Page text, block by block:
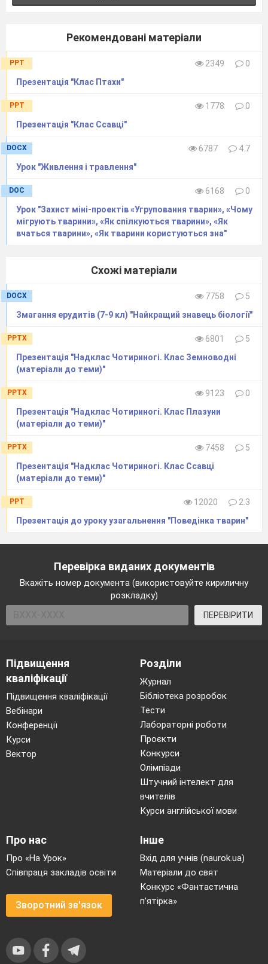
Рекомендовані матеріали
PPT 2349
0
Презентація "Клас Птахи"
PPT 1778
0
Презентація "Клас Ссавці"
DOCX 6787
4.7
Урок "Живлення і травлення"
DOC 6168
0
Урок "Захист міні-проектів «Угруповання тварин», «Чому
мігрують тварини», «Як спілкуються тварини», «Як
вчаться тварини», «Як тварини користуються зна"
Схожі матеріали
DOCX 7758
5
Змагання ерудитів (7-9 кл) "Найкращий знавець біології"
PPTX 6801
5
Презентація "Надклас Чотириногі. Клас Земноводні
(матеріали до теми)"
PPTX 9123
0
Презентація "Надклас Чотириногі. Клас Плазуни
(матеріали до теми)"
PPTX 7458
5
Презентація "Надклас Чотириногі. Клас Ссавці
(матеріали до теми)"
PPT 12020
2.3
Презентація до уроку узагальнення "Поведінка тварин"
Перевірка виданих документів
Вкажіть номер документа (використовуйте кириличну
розкладку)
ПЕРЕВІРИТИ
Підвищення
кваліфікації
Підвищення кваліфікації
Вебінари
Конференції
Курси
Вектор
Розділи
Журнал
Бібліотека розробок
Тести
Лабораторні роботи
Проєкти
Конкурси
Олімпіади
Штучний інтелект для
вчителів
Курси англійської мови
Про нас
Про «На Урок»
Співпраця закладів освіти
Зворотний зв'язок
Інше
Вхід для учнів (naurok.ua)
Матеріали до свят
Конкурс «Фантастична
п’ятірка»